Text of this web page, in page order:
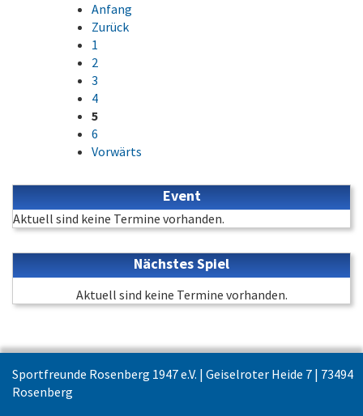
Anfang
Zurück
1
2
3
4
5
6
Vorwärts
Event
Aktuell sind keine Termine vorhanden.
Nächstes Spiel
Aktuell sind keine Termine vorhanden.
Sportfreunde Rosenberg 1947 e.V. | Geiselroter Heide 7 | 73494
Rosenberg